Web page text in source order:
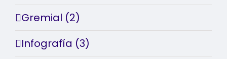
Gremial (2)
Infografía (3)